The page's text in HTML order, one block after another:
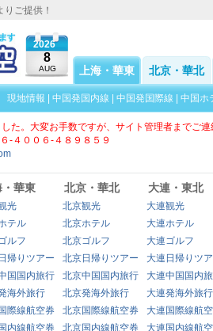
ご提供！
2026
8
AUG 上海・華東 北京・華北
現地情報 中国発国内線 中国発国際線 中国ホ
た。大変お手数ですが、サイト管理者までご
-４００６-４８９８５９
・華東 北京・華北 大連・東北
光 北京観光
大連観光
テル 北京ホテル
大連ホテル
ルフ 北京ゴルフ
大連ゴルフ
帰りツアー 北京日帰りツアー
大連日帰りツ
国国内旅行 北京中国国内旅行
大連中国国内
海外旅行 北京発海外旅行
大連発海外旅行
際線航空券 北京国際線航空券
大連国際線航
内線航空券 北京国内線航空券 大連国内線航